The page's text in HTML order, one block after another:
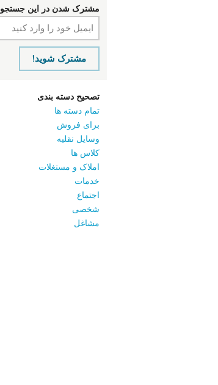
مشترک شدن در این جستجو
مشترک شوید!
تصحیح دسته بندی
تمام دسته ها
برای فروش
وسایل نقلیه
کلاس ‌ها
املاک و مستغلات
خدمات
اجتماع
شخصی
مشاغل